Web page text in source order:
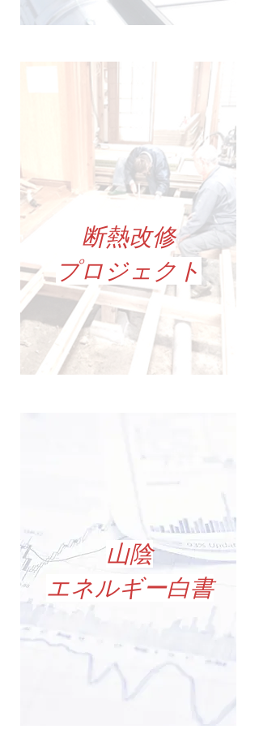
山陰
エネルギー白書
断熱改修
プロジェクト